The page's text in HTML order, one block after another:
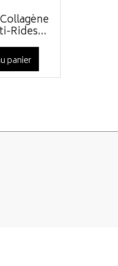
Rides...
panier